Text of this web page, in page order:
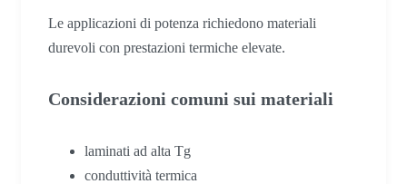
Le applicazioni di potenza richiedono materiali
durevoli con prestazioni termiche elevate.
Considerazioni comuni sui materiali
laminati ad alta Tg
conduttività termica